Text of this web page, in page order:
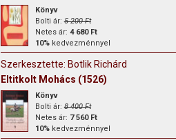
Könyv
Bolti ár:5 200 Ft
Netes ár: 4 680 Ft
10%kedvezménnyel
Szerkesztette: Botlik Richárd
Eltitkolt Mohács (1526)
Könyv
Bolti ár:8 400 Ft
Netes ár: 7 560 Ft
10%kedvezménnyel